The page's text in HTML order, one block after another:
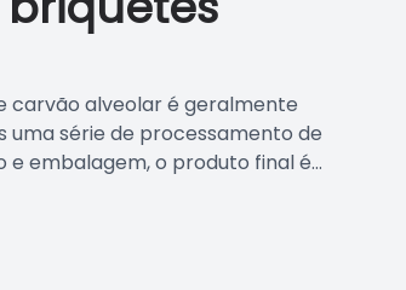
carvão alveolar é geralmente
uma série de processamento de
embalagem, o produto final é...